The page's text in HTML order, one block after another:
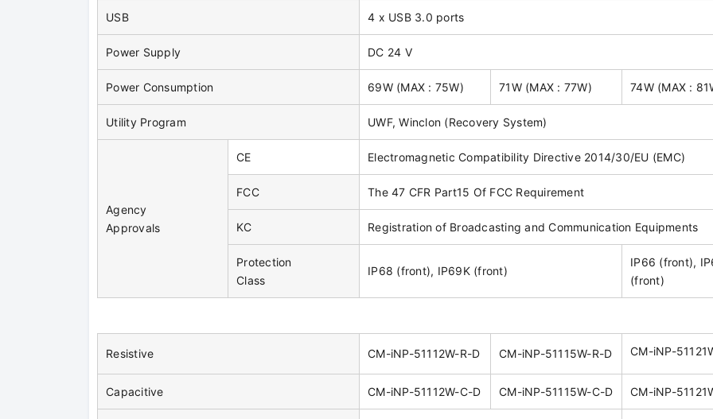
USB 4 x USB 3.0 ports
Power Supply DC 24 V
Power Consumption 69W (MAX : 75W) 71W (MAX : 77W) 74W (MAX :
Utility Program UWF, Winclon (Recovery System)
Agency
Approvals
CE Electromagnetic Compatibility Directive 2014/30/EU (EMC)
FCC The 47 CFR Part15 Of FCC Requirement
KC Registration of Broadcasting and Communication Equipments
Protection
Class
IP68 (front), IP69K (front)
IP66 (front),
(front)
Resistive CM-iNP-51112W-R-D CM-iNP-51115W-R-D CM-iNP-
Capacitive CM-iNP-51112W-C-D CM-iNP-51115W-C-D CM-iNP-